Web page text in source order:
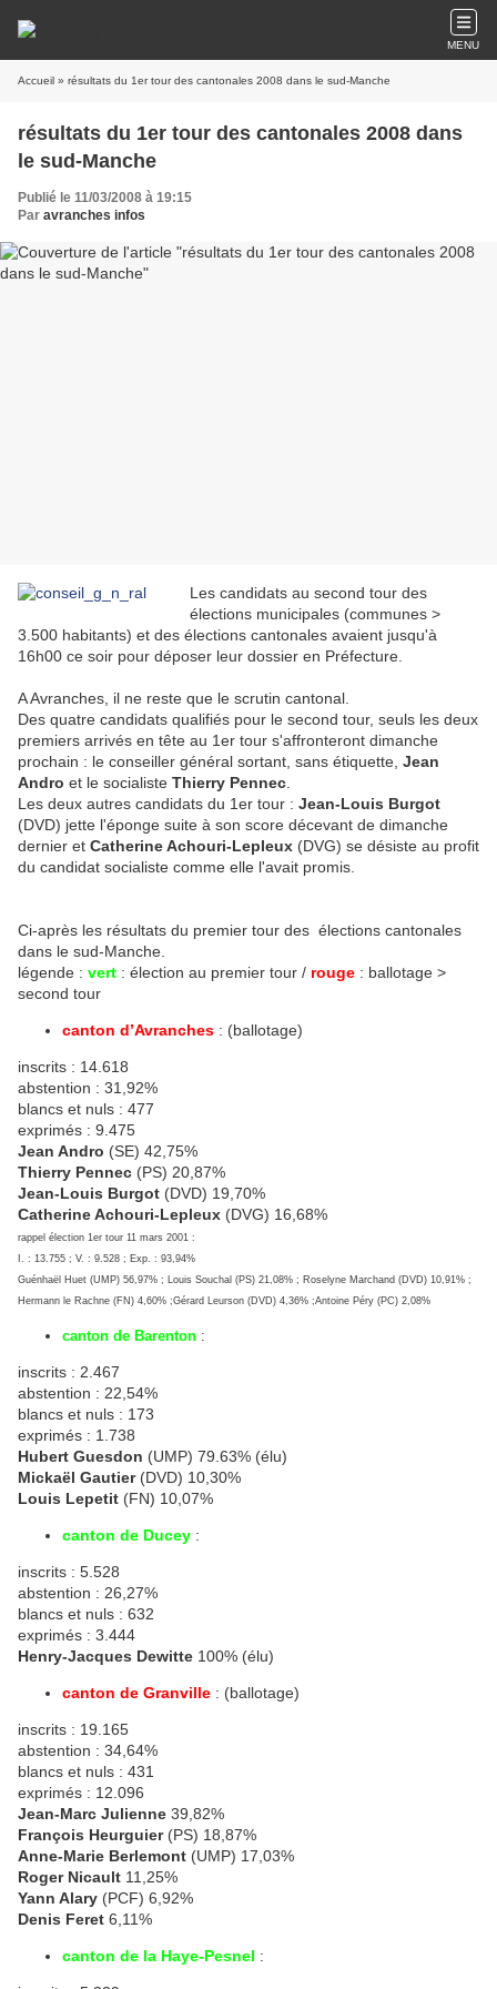
MENU
Accueil » résultats du 1er tour des cantonales 2008 dans le sud-Manche
résultats du 1er tour des cantonales 2008 dans
le sud-Manche
Publié le 11/03/2008 à 19:15
Par avranches infos
Les candidats au second tour des
élections municipales (communes >
3.500 habitants) et des élections cantonales avaient jusqu'à
16h00 ce soir pour déposer leur dossier en Préfecture.
A Avranches, il ne reste que le scrutin cantonal.
Des quatre candidats qualifiés pour le second tour, seuls les deux
premiers arrivés en tête au 1er tour s'affronteront dimanche
prochain : le conseiller général sortant, sans étiquette, Jean
Andro et le socialiste Thierry Pennec
Les deux autres candidats du 1er tour : Jean-Louis Burgot
(DVD) jette l'éponge suite à son score décevant de dimanche
dernier et Catherine Achouri-Lepleux (DVG) se désiste au profit
du candidat socialiste comme elle l'avait promis.
Ci-après les résultats du premier tour des élections cantonales
dans le sud-Manche.
légende : vert : élection au premier tour / rouge : ballotage >
second tour
canton d’Avranches : (ballotage)
inscrits : 14.618
abstention : 31,92%
blancs et nuls : 477
exprimés : 9.475
Jean Andro (SE) 42,75%
Thierry Pennec (PS) 20,87%
Jean-Louis Burgot (DVD) 19,70%
Catherine Achouri-Lepleux (DVG) 16,68%
rappel élection 1er tour 11 mars 2001 :
I. : 13.755 ; V. : 9.528 ; Exp. : 93,94%
Guénhaël Huet (UMP) 56,97% ; Louis Souchal (PS) 21,08% ; Roselyne Marchand (DVD) 10,91% ;
Hermann le Rachne (FN) 4,60% ;Gérard Leurson (DVD) 4,36% ;Antoine Péry (PC) 2,08%
canton de Barenton :
inscrits : 2.467
abstention : 22,54%
blancs et nuls : 173
exprimés : 1.738
Hubert Guesdon (UMP) 79.63% (élu)
Mickaël Gautier(DVD) 10,30%
Louis Lepetit (FN) 10,07%
canton de Ducey :
inscrits : 5.528
abstention : 26,27%
blancs et nuls : 632
exprimés : 3.444
Henry-Jacques Dewitte 100% (élu)
canton de Granville : (ballotage)
inscrits : 19.165
abstention : 34,64%
blancs et nuls : 431
exprimés : 12.096
Jean-Marc Julienne 39,82%
François Heurguier(PS) 18,87%
Anne-Marie Berlemont (UMP) 17,03%
Roger Nicault 11,25%
Yann Alary (PCF) 6,92%
Denis Feret 6,11%
canton de la Haye-Pesnel :